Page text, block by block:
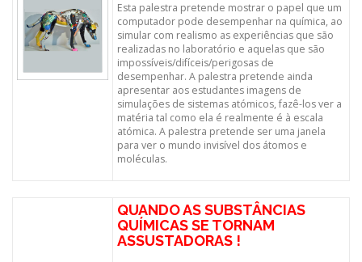
Esta palestra pretende mostrar o papel que um
computador pode desempenhar na química, ao
simular com realismo as experiências que são
realizadas no laboratório e aquelas que são
impossíveis/difíceis/perigosas de
desempenhar. A palestra pretende ainda
apresentar aos estudantes imagens de
simulações de sistemas atómicos, fazê-los ver a
matéria tal como ela é realmente é à escala
atómica. A palestra pretende ser uma janela
para ver o mundo invisível dos átomos e
moléculas.
QUANDO AS SUBSTÂNCIAS
QUÍMICAS SE TORNAM
ASSUSTADORAS !